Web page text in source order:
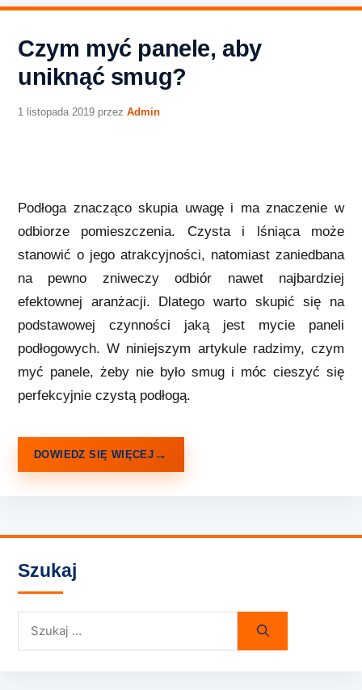
Czym myć panele, aby
uniknąć smug?
1 listopada 2019 przez Admin
Podłoga znacząco skupia uwagę i ma znaczenie w
odbiorze pomieszczenia. Czysta i lśniąca może
stanowić o jego atrakcyjności, natomiast zaniedbana
na pewno zniweczy odbiór nawet najbardziej
efektownej aranżacji. Dlatego warto skupić się na
podstawowej czynności jaką jest mycie paneli
podłogowych. W niniejszym artykule radzimy, czym
myć panele, żeby nie było smug i móc cieszyć się
perfekcyjnie czystą podłogą.
DOWIEDZ SIĘ WIĘCEJ
Szukaj